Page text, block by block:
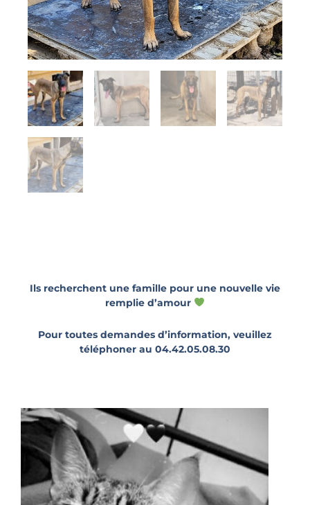
Ils recherchent une famille pour une nouvelle vie
remplie d’amour
Pour toutes demandes d’information, veuillez
téléphoner au 04.42.05.08.30